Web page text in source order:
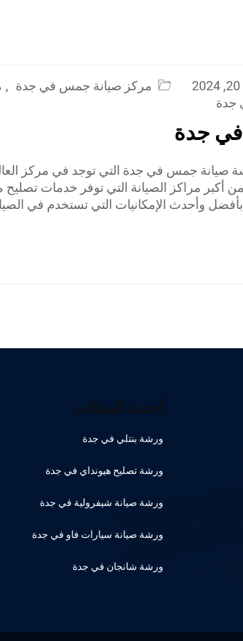
مركز صيانة جمس في جدة ,
جدة
جمس في جدة التي توجد في مركز
أكبر مراكز الصيانة التي توفر خدمات تصليح
وأحدث الإمكانيات التي تستخدم في
أحدث المقالات
ورشة بنتلي في جدة
ورشة تصليح هيونداي في جدة
ورشة صيانة شيفرولية في جدة
ورشة صيانة سيارات فاو في جدة
ورشة شانجان في جدة